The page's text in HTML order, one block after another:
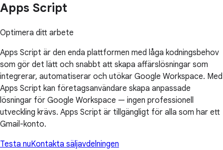
Apps Script
Optimera ditt arbete
Apps Script är den enda plattformen med låga kodningsbehov
som gör det lätt och snabbt att skapa affärslösningar som
integrerar, automatiserar och utökar Google Workspace. Med
Apps Script kan företagsanvändare skapa anpassade
lösningar för Google Workspace — ingen professionell
utveckling krävs. Apps Script är tillgängligt för alla som har ett
Gmail-konto.
Testa nuKontakta säljavdelningen